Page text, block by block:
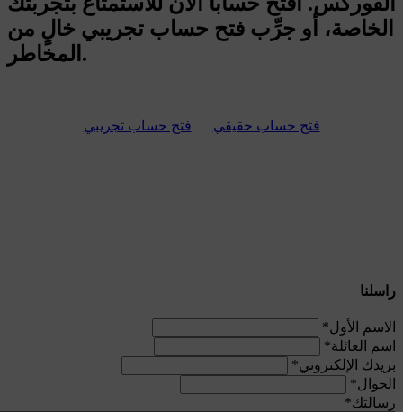
الخاصة، أو جرِّب فتح حساب تجريبي خالٍ من
المخاطر.
فتح حساب حقيقي فتح حساب تجريبي
راسلنا
الاسم الأول*
اسم العائلة*
بريدك الإلكتروني*
الجوال*
رسالتك*